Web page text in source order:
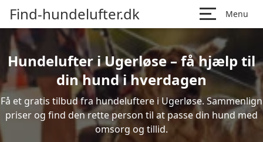
Find-hundelufter.dk Menu
Hundelufter i Ugerløse – få hjælp til
din hund i hverdagen
Få et gratis tilbud fra hundeluftere i Ugerløse. Sammenlign
priser og find den rette person til at passe din hund med
omsorg og tillid.